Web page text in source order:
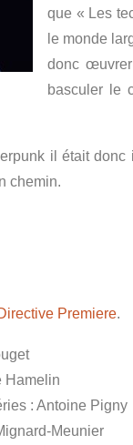
que « Les
le monde
donc
basculer le
il était
chemin.
Premiere.
Hamelin
: Antoine Pigny
Meunier